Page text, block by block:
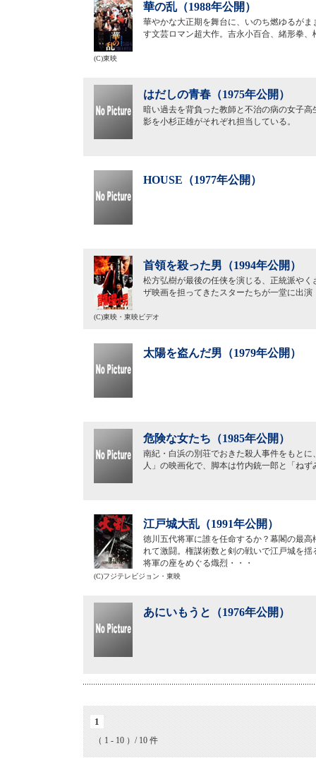
華の乱（1988年公開）
華やかな大正期を舞台に、いのち燃ゆるが
す文芸ロマン超大作。吉永小百合、緒形拳
(C)東映
はだしの青春（1975年公開）
暗い過去を背負った教師と不治の病の女子
影を小杉正雄がそれぞれ担当している。
HOUSE（1977年公開）
首領を殺った男（1994年公開）
松方弘樹が最後の任侠を演じる、正統派や
ザ映画を担ってきたスターたちが一堂に出演
(C)東映・東映ビデオ
太陽を盗んだ男（1979年公開）
危険な女たち（1985年公開）
南紀・白浜の別荘でおきた殺人事件をもと
人」の映画化で、脚本は竹内銃一郎と「ね
江戸城大乱（1991年公開）
徳川五代将軍に誰を任命するか？幕閣の最
れて激闘。権謀術数と剣の戦いで江戸城を
将軍の座をめぐる熾烈・・・
(C)フジテレビジョン・東映
あにいもうと（1976年公開）
1
（ 1 - 10 ）/ 10 件